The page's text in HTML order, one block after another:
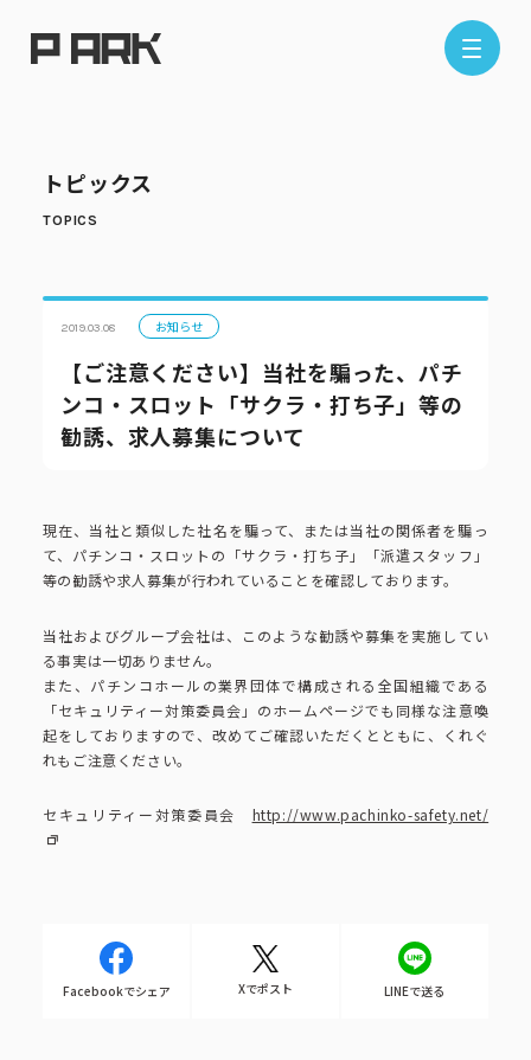
店舗情報
エリアから探す
埼玉エリア
現在地から探す
ピーアークで楽しむ
パチンコ・スロット
企業情報
企業情報 トップ
企業・団体向け募集情報
CSR活動
CSR活動 トップ
eco10プロジェクト
トピックス
IR情報 お問い合わせ
トピックス
2019.03.08 お知らせ
【ご注意ください】当社を騙った、パチ
ンコ・スロット「サクラ・打ち子」等の
勧誘、求人募集について
現在、当社と類似した社名を騙って、または当社の関係者を騙っ
て、パチンコ・スロットの「サクラ・打ち子」「派遣スタッフ」
等の勧誘や求人募集が行われていることを確認しております。
当社およびグループ会社は、このような勧誘や募集を実施してい
る事実は一切ありません。
また、パチンコホールの業界団体で構成される全国組織である
「セキュリティー対策委員会」のホームページでも同様な注意喚
起をしておりますので、改めてご確認いただくとともに、くれぐ
れもご注意ください。
セキュリティー対策委員会 http://www.pachinko-safety.net/
Facebookでシェア Xでポスト LINEで送る